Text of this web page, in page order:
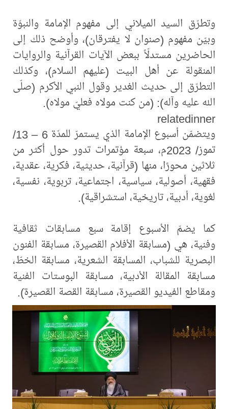
‏وتطرّق السيد الميلاني إلى مفهوم الإمامة والنبوّة
وبيّن مفهوم (صنوان لا يفترقان)، ‏وأوضح ذلك إلى
الحاضرين مستدلّاً ببعض الآيات القرآنية والروايات
المنقولة عن أهل البيت (عليهم السلام)، وكذلك
التطرّق إلى حديث الغدير وقول النبي الأكرم (صلّى
الله عليه وآله): (من كنت مولاه فعليّ مولاه).
relatedinner
ويتضمّن أسبوع الإمامة الذي يستمرّ للمدّة 6 – 13/
تموز/ 2023م، سبعة مؤتمرات تدور حول أكثر من
ثلاثين محورًا، منها (قرآنية، حديثية، فكرية، عقدية،
فقهية، أصولية، سياسية، اجتماعية، تربوية، نفسية،
لغوية، أدبية، تاريخية، استشراقية).
كما يضمّ الأسبوع إقامة سبع مسابقات ثقافية
وفنية، هي (مسابقة الأفلام القصيرة، مسابقة الفنون
البصرية للشباب، المسابقة الشعرية، مسابقة الخطّ،
مسابقة المقالة الأدبية، مسابقة البوستات الفنية
ومقاطع الفيديو القصيرة، مسابقة القصة القصيرة).